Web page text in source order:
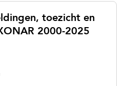
toezicht en
2000-2025